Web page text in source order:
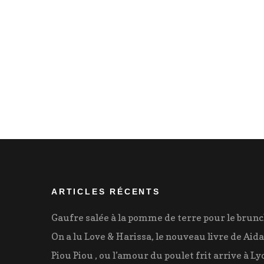
ARTICLES RÉCENTS
Gaufre salée à la pomme de terre pour le
On a lu Love & Harissa, le nouveau livre de
Piou Piou , ou l’amour du poulet frit arrive à